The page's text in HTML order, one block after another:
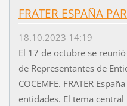
FRATER ESPAÑA
18.10.2023 14:19
El 17 de octubre se
de Representantes de
COCEMFE. FRATER
entidades. El tema